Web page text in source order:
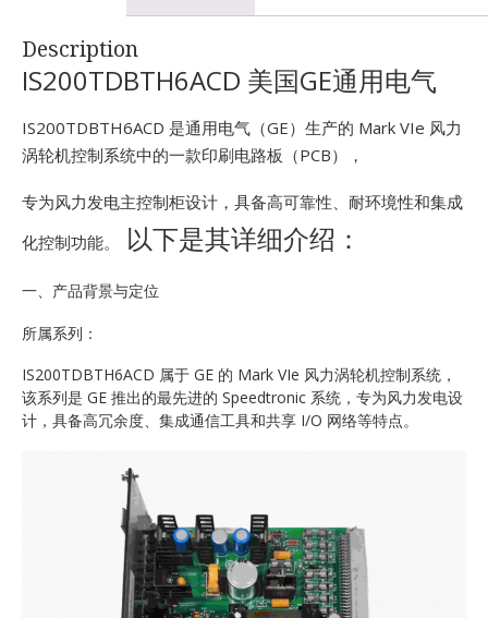
Description
IS200TDBTH6ACD 美国GE通用电气
IS200TDBTH6ACD 是通用电气（GE）生产的 Mark VIe 风力
涡轮机控制系统中的一款印刷电路板（PCB），
专为风力发电主控制柜设计，具备高可靠性、耐环境性和集成
化控制功能。
以下是其详细介绍：
一、产品背景与定位
所属系列：
IS200TDBTH6ACD 属于 GE 的 Mark VIe 风力涡轮机控制系统，
该系列是 GE 推出的最先进的 Speedtronic 系统，专为风力发电设
计，具备高冗余度、集成通信工具和共享 I/O 网络等特点。